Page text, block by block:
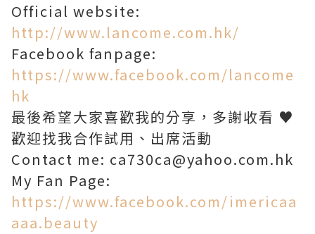
Official website:
http://www.lancome.com.hk/
Facebook fanpage:
https://www.facebook.com/lancome
hk
最後希望大家喜歡我的分享，多謝收看 ♥
歡迎找我合作試用、出席活動
Contact me: ca730ca@yahoo.com.hk
My Fan Page:
https://www.facebook.com/imericaa
aaa.beauty